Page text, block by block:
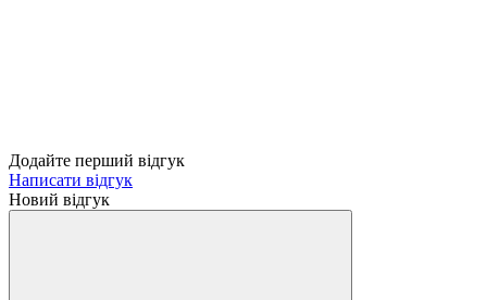
Додайте перший відгук
Написати відгук
Новий відгук